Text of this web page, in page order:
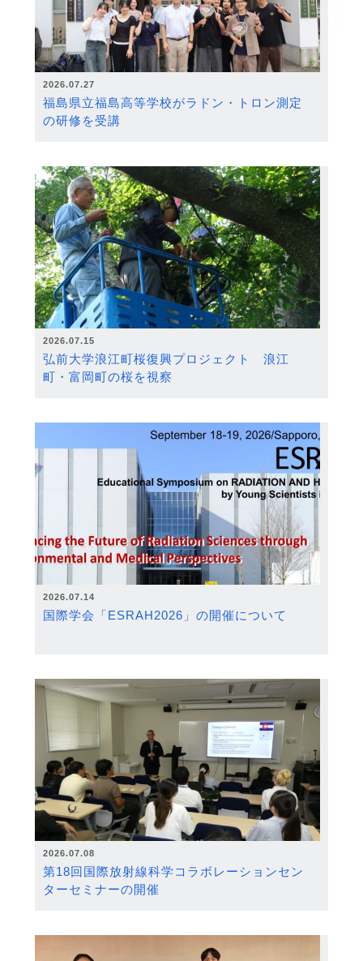
2026.07.27
福島県立福島高等学校がラドン・トロン測定
の研修を受講
2026.07.15
弘前大学浪江町桜復興プロジェクト 浪江
町・富岡町の桜を視察
2026.07.14
国際学会「ESRAH2026」の開催について
2026.07.08
第18回国際放射線科学コラボレーションセン
ターセミナーの開催